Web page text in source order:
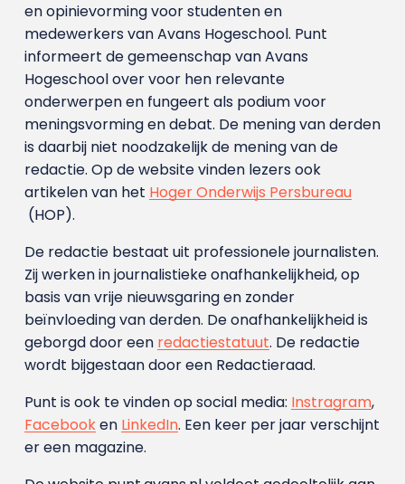
en opinievorming voor studenten en
medewerkers van Avans Hoge­school. Punt
informeert de gemeenschap van Avans
Hogeschool over voor hen relevante
onderwerpen en fungeert als podium voor
meningsvorming en debat. De mening van derden
is daarbij niet noodzakelijk de mening van de
redactie. Op de website vinden lezers ook
artikelen van het Hoger Onderwijs Persbureau
(HOP).
De redactie bestaat uit professionele journalisten.
Zij werken in journalistieke onafhankelijkheid, op
basis van vrije nieuwsgaring en zonder
beïnvloeding van derden. De onafhankelijkheid is
geborgd door een redactiestatuut. De redactie
wordt bijgestaan door een Redactieraad.
Punt is ook te vinden op social media: Instragram,
Facebooken LinkedIn. Een keer per jaar verschijnt
er een magazine.